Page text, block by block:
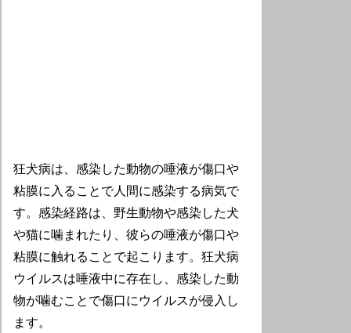
狂犬病は、感染した動物の唾液が傷口や
粘膜に入ることで人間に感染する病気で
す。感染経路は、野生動物や感染した犬
や猫に噛まれたり、彼らの唾液が傷口や
粘膜に触れることで起こります。狂犬病
ウイルスは唾液中に存在し、感染した動
物が噛むことで傷口にウイルスが侵入し
ます。